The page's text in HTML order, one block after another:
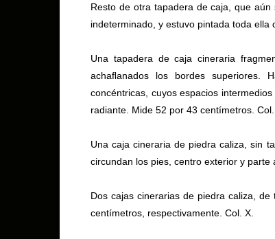
Resto de otra tapadera de caja, que
indeterminado, y estuvo pintada toda ella
Una tapadera de caja cineraria
achaﬂanados los bordes superiores.
concéntricas, cuyos espacios
radiante. Mide 52 por 43 centímetros. Col.
Una caja cineraria de piedra caliza, sin
circundan los pies, centro exterior y
Dos cajas cinerarias de piedra caliza,
centímetros, respectivamente. Col. X.